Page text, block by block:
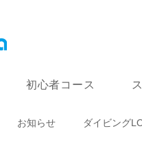
初心者コース
お知らせ ダイビング